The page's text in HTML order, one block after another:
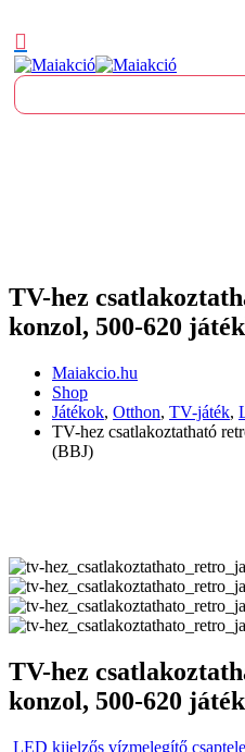
TV-hez
konzol, 500-620
Maiakcio.hu
Shop
Játékok, Otthon, TV-játék,
TV-hez csatlakoztatható
(BBJ)
TV-hez
konzol, 500-620
LED kijelzős vízmelegítő